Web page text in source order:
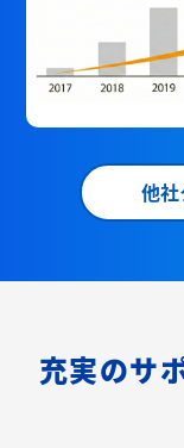
他
充実のサ